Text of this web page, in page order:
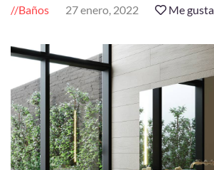
Baños 27 enero, 2022 Me gusta